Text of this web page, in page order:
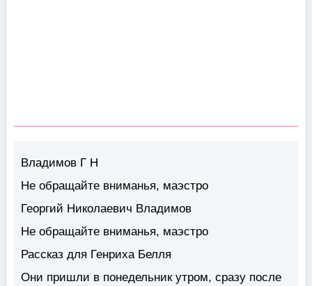
Владимов Г Н
Не обращайте вниманья, маэстро
Георгий Николаевич Владимов
Не обращайте вниманья, маэстро
Рассказ для Генриха Белля
Они пришли в понедельник утром, сразу после